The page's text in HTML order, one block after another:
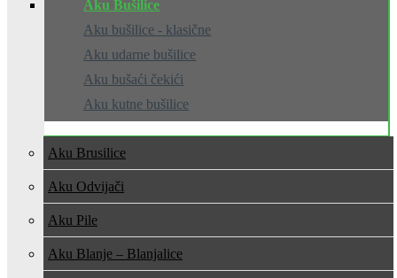
Aku Bušilice
Aku bušilice - klasične
Aku udarne bušilice
Aku bušaći čekići
Aku kutne bušilice
Aku Brusilice
Aku Odvijači
Aku Pile
Aku Blanje – Blanjalice